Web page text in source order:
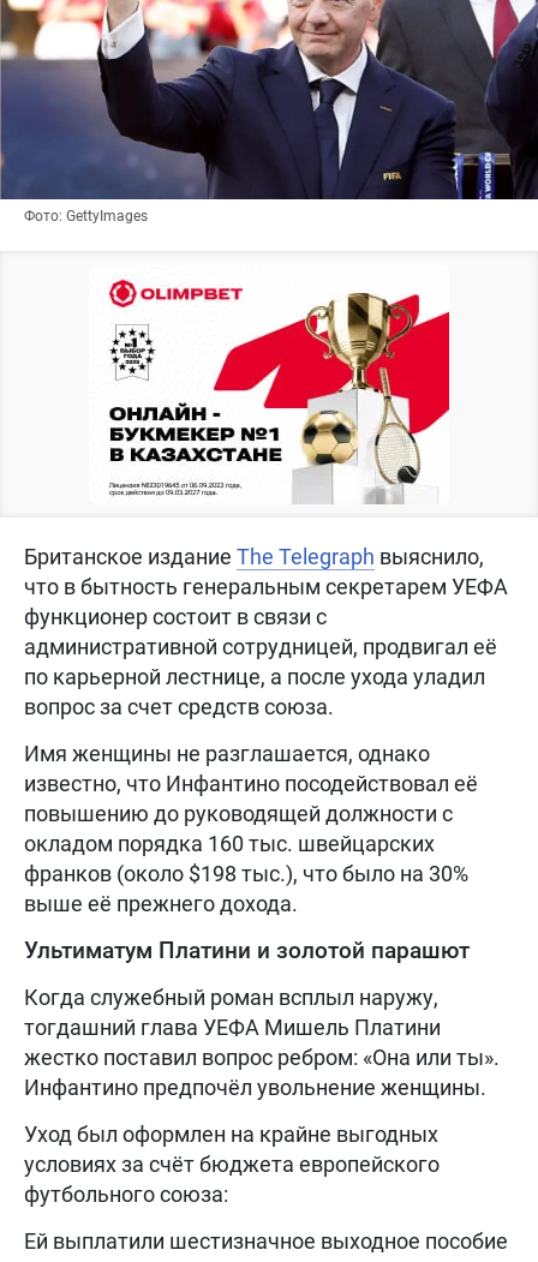
Фото: GettyImages
Британское издание The Telegraph выяснило,
что в бытность генеральным секретарем УЕФА
функционер состоит в связи с
административной сотрудницей, продвигал её
по карьерной лестнице, а после ухода уладил
вопрос за счет средств союза.
Имя женщины не разглашается, однако
известно, что Инфантино посодействовал её
повышению до руководящей должности с
окладом порядка 160 тыс. швейцарских
франков (около $198 тыс.), что было на 30%
выше её прежнего дохода.
Ультиматум Платини и золотой парашют
Когда служебный роман всплыл наружу,
тогдашний глава УЕФА Мишель Платини
жестко поставил вопрос ребром: «Она или ты».
Инфантино предпочёл увольнение женщины.
Уход был оформлен на крайне выгодных
условиях за счёт бюджета европейского
футбольного союза:
Ей выплатили шестизначное выходное пособие